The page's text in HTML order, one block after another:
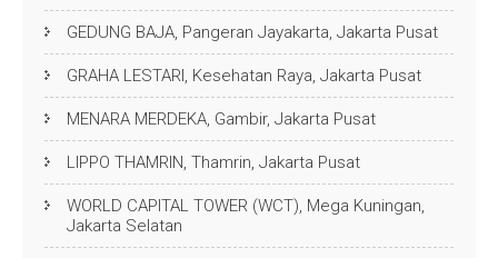
GEDUNG BAJA, Pangeran Jayakarta, Jakarta Pusat
GRAHA LESTARI, Kesehatan Raya, Jakarta Pusat
MENARA MERDEKA, Gambir, Jakarta Pusat
LIPPO THAMRIN, Thamrin, Jakarta Pusat
WORLD CAPITAL TOWER (WCT), Mega Kuningan,
Jakarta Selatan